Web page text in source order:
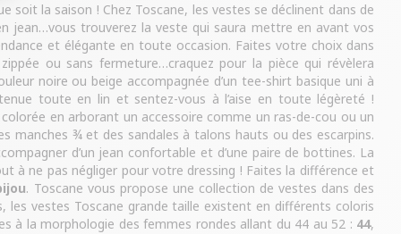
soit la saison ! Chez Toscane, les vestes se déclinent dans de
jean…vous trouverez la veste qui saura mettre en avant vos
et élégante en toute occasion. Faites votre choix dans
ou sans fermeture…craquez pour la pièce qui révèlera
noire ou beige accompagnée d’un tee-shirt basique uni à
toute en lin et sentez-vous à l’aise en toute légèreté !
en arborant un accessoire comme un ras-de-cou ou un
manches ¾ et des sandales à talons hauts ou des escarpins.
d’un jean confortable et d’une paire de bottines. La
à ne pas négliger pour votre dressing ! Faites la différence et
. Toscane vous propose une collection de vestes dans des
vestes Toscane grande taille existent en différents coloris
à la morphologie des femmes rondes allant du 44 au 52 : 44,